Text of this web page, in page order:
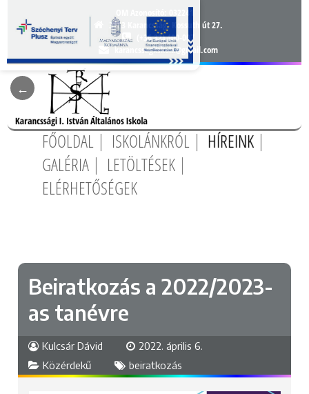
3163 Karancsság, Kossuth út 27.
(+36 32) 400-007
karancssagiiskola@gmail.com
FŐOLDAL ISKOLÁNKRÓL
HÍREINK
GALÉRIA
LETÖLTÉSEK
ELÉRHETŐSÉGEK
Beiratkozás a 2022/2023-
as tanévre
Kulcsár Dávid
2022. április 6.
Közérdekű
beiratkozás